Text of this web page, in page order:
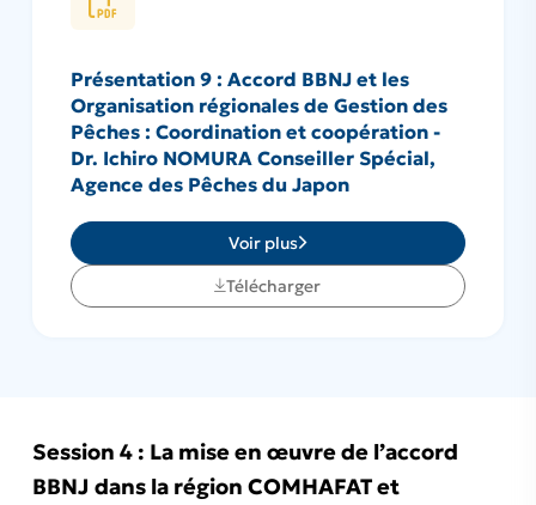
Présentation 9 : Accord BBNJ et les
Organisation régionales de Gestion des
Pêches : Coordination et coopération -
Dr. Ichiro NOMURA Conseiller Spécial,
Agence des Pêches du Japon
Voir plus
Télécharger
Session 4 : La mise en œuvre de l’accord
BBNJ dans la région COMHAFAT et